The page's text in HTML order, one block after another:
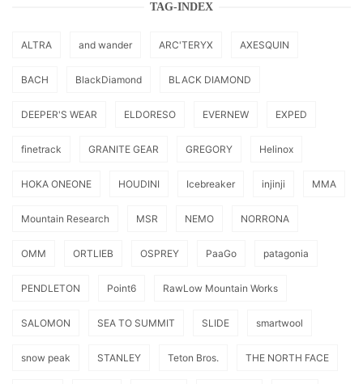
TAG-INDEX
ALTRA and wander ARC'TERYX AXESQUIN
BACH BlackDiamond BLACK DIAMOND
DEEPER'S WEAR ELDORESO EVERNEW EXPED
finetrack GRANITE GEAR GREGORY Helinox
HOKA ONEONE HOUDINI Icebreaker injinji MMA
Mountain Research MSR NEMO NORRONA
OMM ORTLIEB OSPREY PaaGo patagonia
PENDLETON Point6 RawLow Mountain Works
SALOMON SEA TO SUMMIT SLIDE smartwool
snow peak STANLEY Teton Bros. THE NORTH FACE